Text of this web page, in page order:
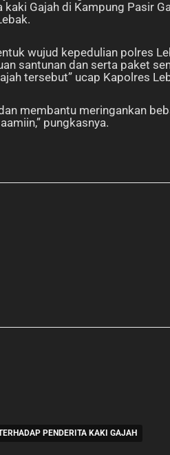
Gajah di Kampung Pasir
wujud kepedulian polres
santunan dan serta paket
tersebut” ucap Kapolres
membantu meringankan
pungkasnya.
PENDERITA KAKI GAJAH